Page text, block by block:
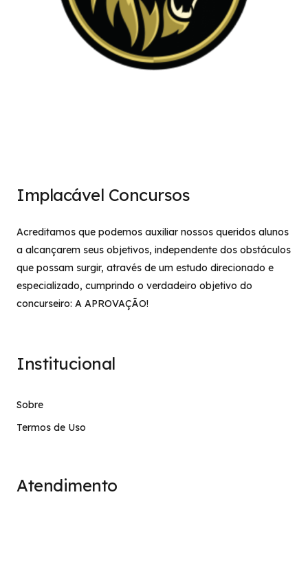
Implacável Concursos
Acreditamos que podemos auxiliar nossos queridos alunos
a alcançarem seus objetivos, independente dos obstáculos
que possam surgir, através de um estudo direcionado e
especializado, cumprindo o verdadeiro objetivo do
concurseiro: A APROVAÇÃO!
Institucional
Sobre
Termos de Uso
Atendimento